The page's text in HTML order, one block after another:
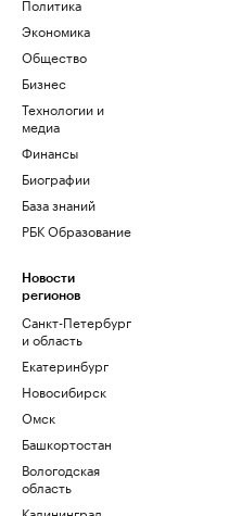
Экономика
Общество
Бизнес
Технологии и
медиа
Финансы
Биографии
База знаний
РБК Образование
Новости
регионов
Санкт-Петербург
и область
Екатеринбург
Новосибирск
Омск
Башкортостан
Вологодская
область